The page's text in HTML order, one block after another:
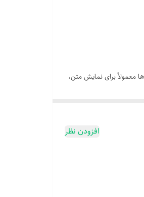
معمولاً برای نمایش متن،
افزودن نظر